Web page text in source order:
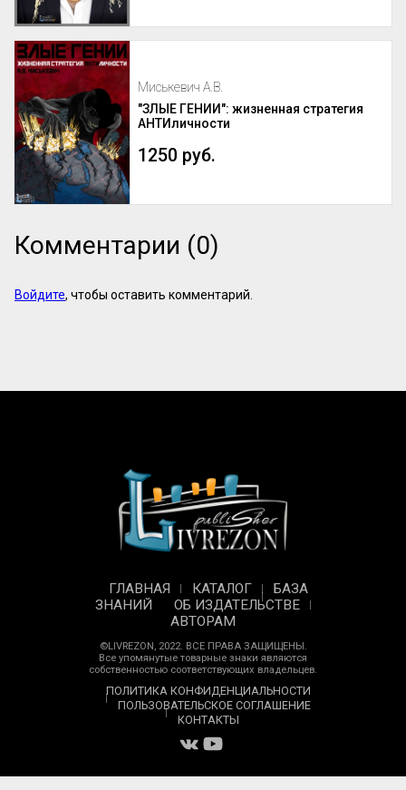
Миськевич А.В.
"ЗЛЫЕ ГЕНИИ": жизненная стратегия
АНТИличности
1250 руб.
Комментарии (0)
Войдите, чтобы оставить комментарий.
ГЛАВНАЯ КАТАЛОГ
БАЗА
ЗНАНИЙ
ОБ ИЗДАТЕЛЬСТВЕ
АВТОРАМ
©LIVREZON, 2022. ВСЕ ПРАВА ЗАЩИЩЕНЫ.
Все упомянутые товарные знаки являются
собственностью соответствующих владельцев.
ПОЛИТИКА КОНФИДЕНЦИАЛЬНОСТИ
ПОЛЬЗОВАТЕЛЬСКОЕ СОГЛАШЕНИЕ
КОНТАКТЫ